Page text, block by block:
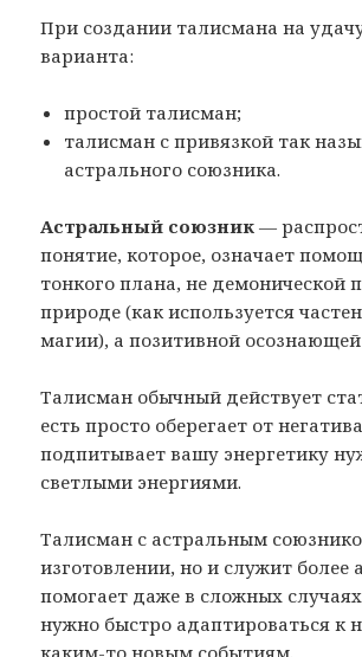
При создании талисмана на
варианта:
простой талисман;
талисман с привязкой так
астрального союзника.
Астральный союзник —
понятие, которое, означает
тонкого плана, не демонической
природе (как используется
магии), а позитивной
Талисман обычный действует
есть просто оберегает от
подпитывает вашу энергетику
светлыми энергиями.
Талисман с астральным
изготовлении, но и служит более
помогает даже в сложных
нужно быстро адаптироваться к